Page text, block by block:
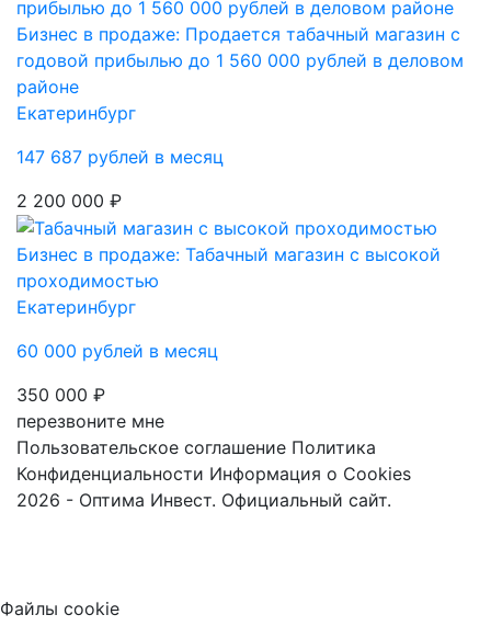
Бизнес в продаже: Продается табачный магазин с
годовой прибылью до 1 560 000 рублей в деловом
районе
Екатеринбург
147 687 рублей в месяц
2 200 000 ₽
Бизнес в продаже: Табачный магазин с высокой
проходимостью
Екатеринбург
60 000 рублей в месяц
350 000 ₽
перезвоните мне
Пользовательское соглашение Политика
Конфиденциальности Информация о Cookies
2026 - Оптима Инвест. Официальный сайт.
Файлы cookie